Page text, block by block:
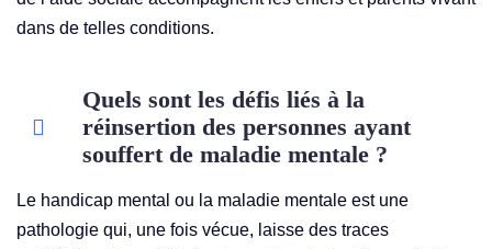
dans de telles conditions.
Quels sont les défis liés à la
réinsertion des personnes ayant
souffert de maladie mentale ?
Le handicap mental ou la maladie mentale est une
pathologie qui, une fois vécue, laisse des traces